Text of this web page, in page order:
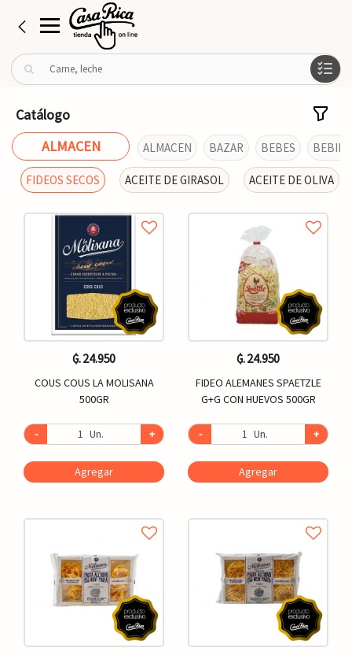
B
u
r
p
Catálogo
ALMACEN
ALMACEN BAZAR BEBES
FIDEOS SECOS ACEITE DE GIRASOL ACEITE DE OLIVA
₲. 24.950
COUS COUS LA MOLISANA
500GR
- Un. +
Agregar
₲. 24.950
FIDEO ALEMANES SPAETZLE
G+G CON HUEVOS 500GR
- Un. +
Agregar